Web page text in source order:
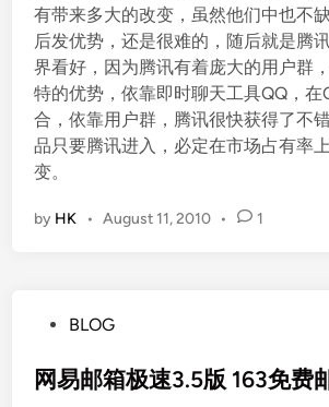
有带来多大的改变，虽然他们中也不
后发优势，还是很难的，随后就是腾
界看好，因为腾讯有着庞大的用户群
特的优势，依靠即时聊天工具QQ，在
合，依靠用户群，腾讯很快获得了不
品只要腾讯进入，必定在市场占有率
变。
by HK • August 11, 2010 • 1
s
BLOG
网易邮箱极速3.5版 163免费